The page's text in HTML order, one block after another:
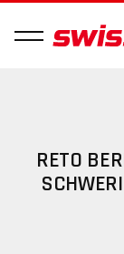
RETO